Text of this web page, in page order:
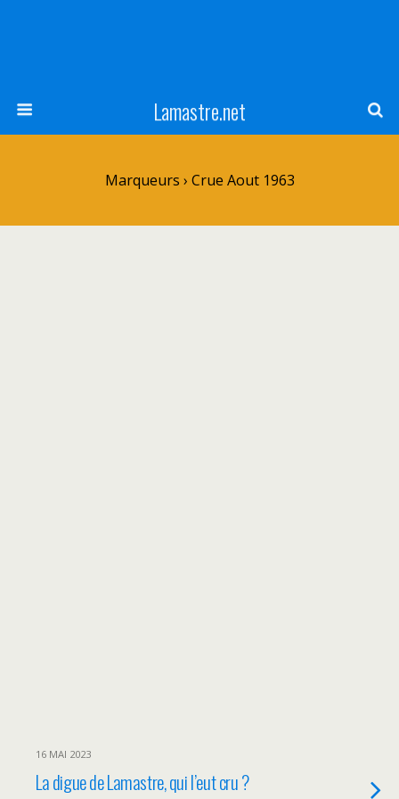
Lamastre.net
Marqueurs › Crue Aout 1963
16 MAI 2023
La digue de Lamastre, qui l’eut cru ?